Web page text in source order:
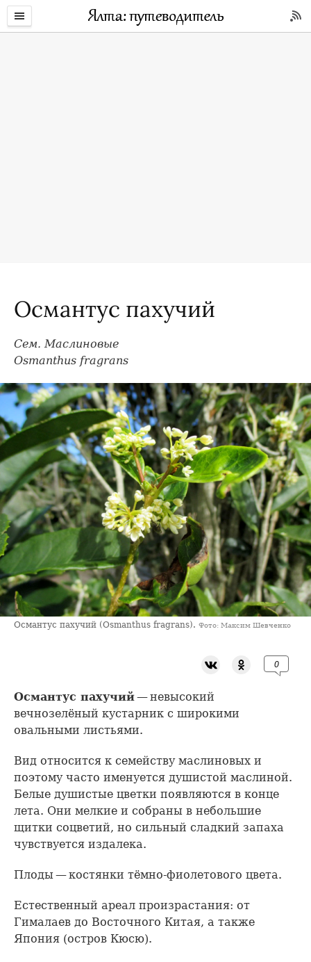
Османтус пахучий
Сем. Маслиновые
Osmanthus fragrans
Османтус пахучий (Osmanthus fragrans). Фото: Максим Шевченко
0
Османтус пахучий— невысокий
вечнозелёный кустарник с широкими
овальными листьями.
Вид относится к семейству маслиновых и
поэтому часто именуется душистой маслиной.
Белые душистые цветки появляются в конце
лета. Они мелкие и собраны в небольшие
щитки соцветий, но сильный сладкий запаха
чувствуется издалека.
Плоды — костянки тёмно-фиолетового цвета.
Естественный ареал произрастания: от
Гималаев до Восточного Китая, а также
Япония (остров Кюсю).